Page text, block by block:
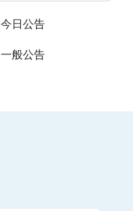
今日公告
一般公告